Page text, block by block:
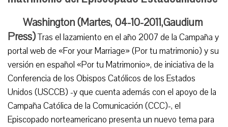
Washington (Martes, 04-10-2011,Gaudium
Press)Tras el lazamiento en el año 2007 de la Campaña y
portal web de «For your Marriage» (Por tu matrimonio) y su
versión en español «Por tu Matrimonio», de iniciativa de la
Conferencia de los Obispos Católicos de los Estados
Unidos (USCCB) -y que cuenta además con el apoyo de la
Campaña Católica de la Comunicación (CCC)-, el
Episcopado norteamericano presenta un nuevo tema para